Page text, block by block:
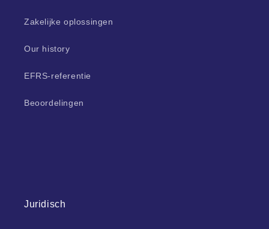
Zakelijke oplossingen
Our history
EFRS-referentie
Beoordelingen
Juridisch